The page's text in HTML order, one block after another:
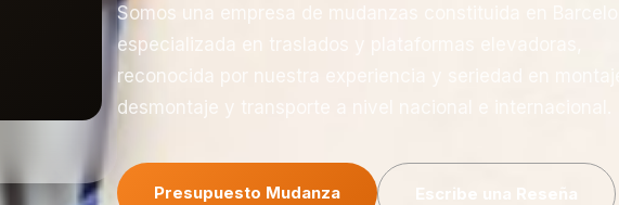
Somos una empresa de mudanzas constituida en
especializada en traslados y plataformas elevadoras,
reconocida por nuestra experiencia y seriedad en
desmontaje y transporte a nivel nacional e internacional.
Presupuesto Mudanza Escribe una Reseña